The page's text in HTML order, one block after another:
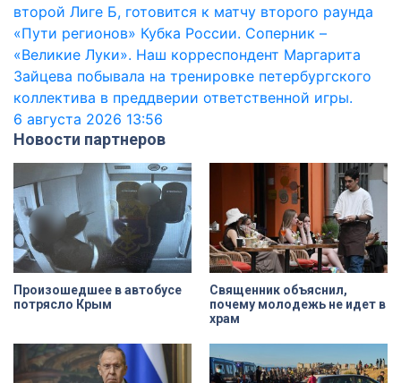
второй Лиге Б, готовится к матчу второго раунда
«Пути регионов» Кубка России. Соперник –
«Великие Луки». Наш корреспондент Маргарита
Зайцева побывала на тренировке петербургского
коллектива в преддверии ответственной игры.
6 августа 2026 13:56
Новости партнеров
Произошедшее в автобусе
потрясло Крым
Cвященник объяснил,
почему молодежь не идет в
храм